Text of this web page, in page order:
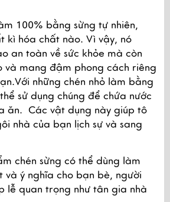
100% bằng sừng tự nhiên,
kì hóa chất nào. Vì vậy, nó
an toàn về sức khỏe mà còn
mang đậm phong cách riêng
những chén nhỏ làm bằng
sử dụng chúng để chứa nước
ăn.  Các vật dụng này giúp tô
nhà của bạn lịch sự và sang
chén sừng có thể dùng làm
ý nghĩa cho bạn bè, người
lễ quan trọng như tân gia nhà